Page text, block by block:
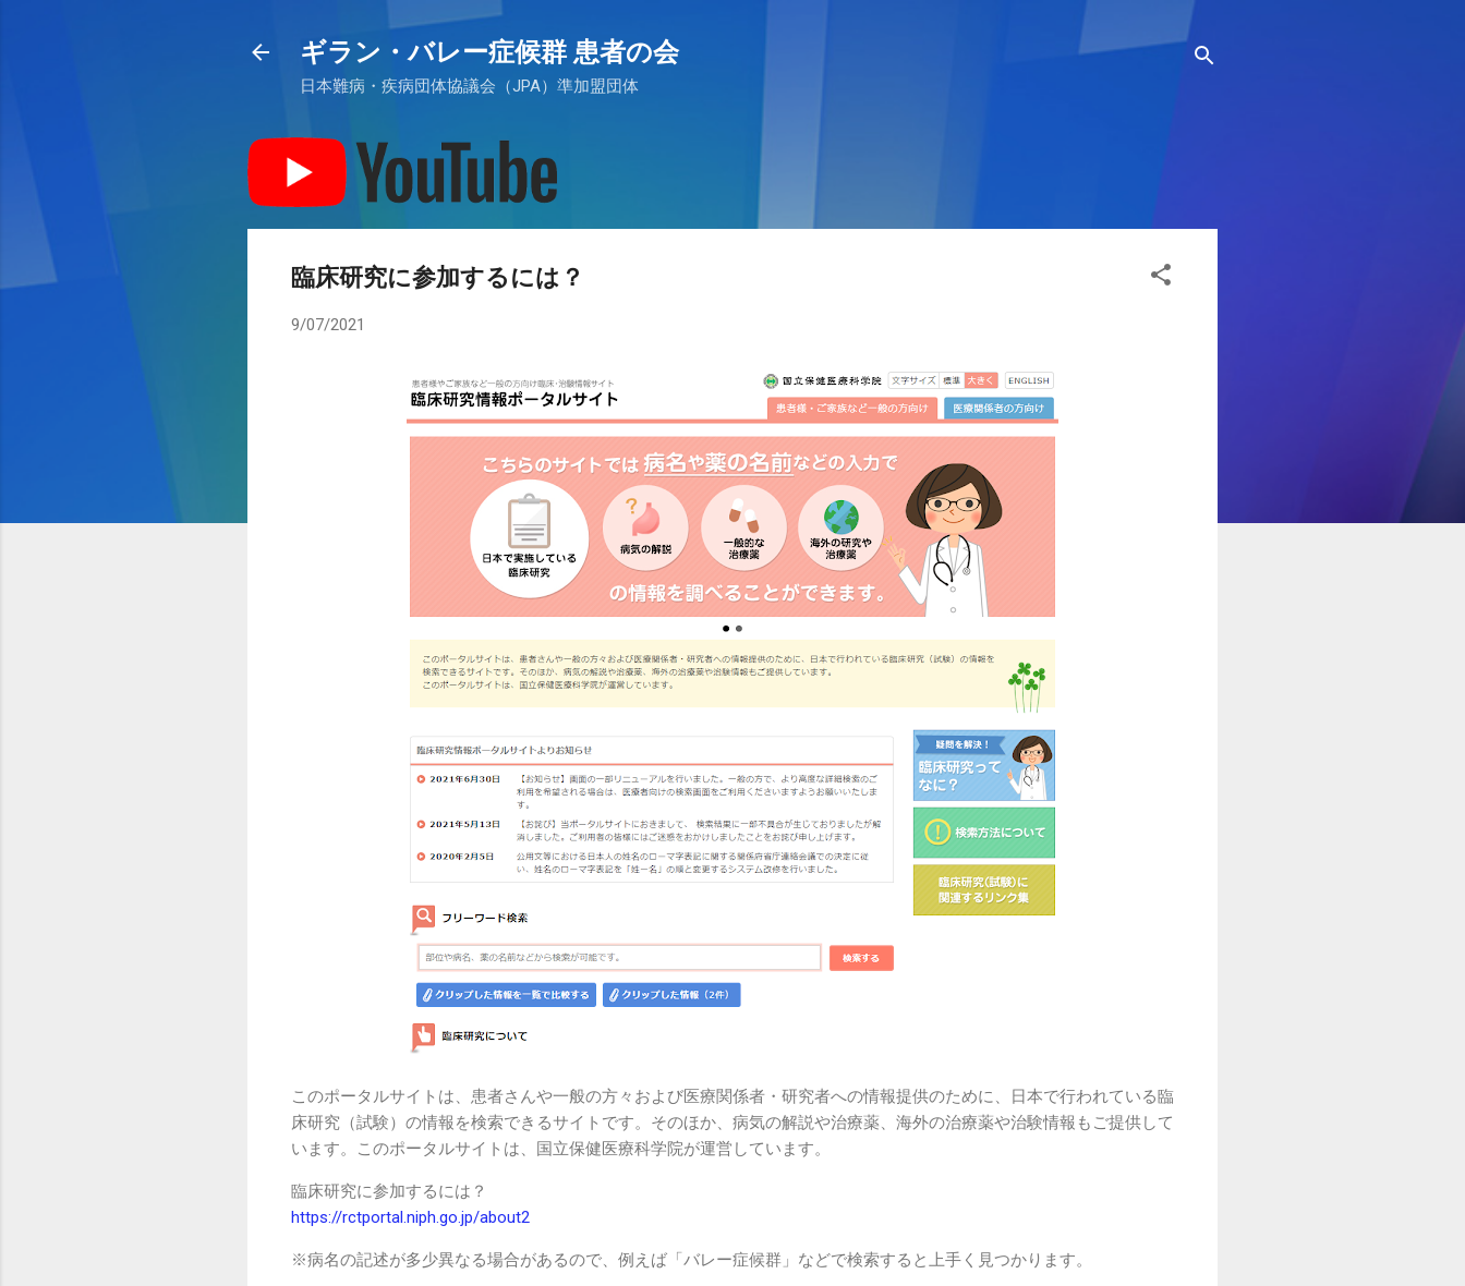
ギラン・バレー症候群 患者の会
日本難病・疾病団体協議会（JPA）準加盟団体
臨床研究に参加するには？
9/07/2021
このポータルサイトは、患者さんや一般の方々および医療関係者・研究者への情報提供のために、日本で行われている臨
床研究（試験）の情報を検索できるサイトです。そのほか、病気の解説や治療薬、海外の治療薬や治験情報もご提供して
います。このポータルサイトは、国立保健医療科学院が運営しています。
臨床研究に参加するには？
https://rctportal.niph.go.jp/about2
※病名の記述が多少異なる場合があるので、例えば「バレー症候群」などで検索すると上手く見つかります。